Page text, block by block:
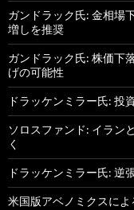
ガンドラック氏: 金相場
増しを推奨
ガンドラック氏: 株価下
げの可能性
ドラッケンミラー氏: 投
ソロスファンド: イラン
く
ドラッケンミラー氏: 逆
米国版アベノミクスに